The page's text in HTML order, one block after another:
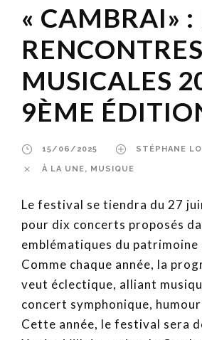
« CAMBRAI» :
RENCONTRES
MUSICALES
9ÈME
15/06/2025 STÉPHANE
À LA UNE, MUSIQUE
Le festival se tiendra du 27
pour dix concerts proposés
emblématiques du patrimoine
Comme chaque année, la
veut éclectique, alliant
concert symphonique,
Cette année, le festival sera